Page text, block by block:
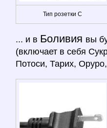
Тип розетки C
... и в Боливия вы
(включает в себя
Потоси, Тарих,